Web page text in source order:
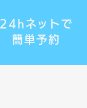
24hネットで
​簡単予約